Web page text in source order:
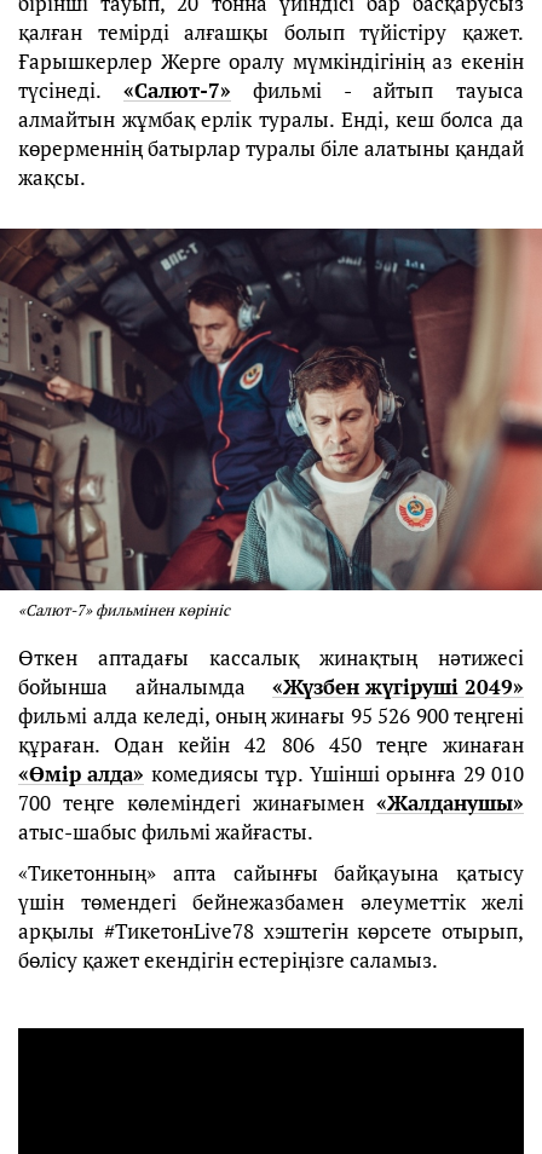
қалған темірді алғашқы болып түйістіру қажет.
Ғарышкерлер Жерге оралу мүмкіндігінің аз екенін
түсінеді. «Салют-7» фильмі - айтып тауыса
алмайтын жұмбақ ерлік туралы. Енді, кеш болса да
көрерменнің батырлар туралы біле алатыны қандай
жақсы.
«Салют-7» фильмінен көрініс
Өткен аптадағы кассалық жинақтың нәтижесі
бойынша айналымда «Жүзбен жүгіруші 2049»
фильмі алда келеді, оның жинағы 95 526 900 теңгені
құраған. Одан кейін 42 806 450 теңге жинаған
«Өмір алда» комедиясы тұр. Үшінші орынға 29 010
700 теңге көлеміндегі жинағымен «Жалданушы»
атыс-шабыс фильмі жайғасты.
«Тикетонның» апта сайынғы байқауына қатысу
үшін төмендегі бейнежазбамен әлеуметтік желі
арқылы #ТикетонLive78 хэштегін көрсете отырып,
бөлісу қажет екендігін естеріңізге саламыз.